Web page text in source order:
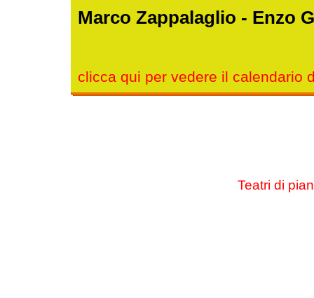
Marco Zappalaglio - Enzo
clicca qui per vedere il calendario
Teatri di